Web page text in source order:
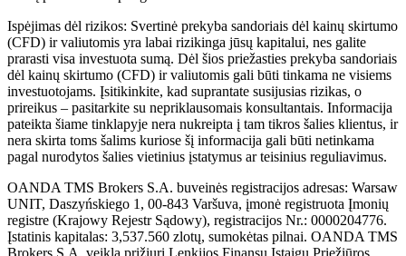
Ispėjimas dėl rizikos: Svertinė prekyba sandoriais dėl kainų skirtumo
(CFD) ir valiutomis yra labai rizikinga jūsų kapitalui, nes galite
prarasti visa investuota sumą. Dėl šios priežasties prekyba sandoriais
dėl kainų skirtumo (CFD) ir valiutomis gali būti tinkama ne visiems
investuotojams. Įsitikinkite, kad suprantate susijusias rizikas, o
prireikus – pasitarkite su nepriklausomais konsultantais. Informacija
pateikta šiame tinklapyje nera nukreipta į tam tikros šalies klientus, ir
nera skirta toms šalims kuriose šį informacija gali būti netinkama
pagal nurodytos šalies vietinius įstatymus ar teisinius reguliavimus.
OANDA TMS Brokers S.A. buveinės registracijos adresas: Warsaw
UNIT, Daszyńskiego 1, 00-843 Varšuva, įmonė registruota Įmonių
registre (Krajowy Rejestr Sądowy), registracijos Nr.: 0000204776.
Įstatinis kapitalas: 3,537.560 zlotų, sumokėtas pilnai. OANDA TMS
Brokers S.A. veiklą prižiuri Lenkijos Finansų Įstaigų Priežiūros